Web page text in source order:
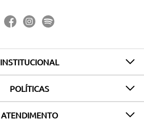
INSTITUCIONAL
POLÍTICAS
ATENDIMENTO